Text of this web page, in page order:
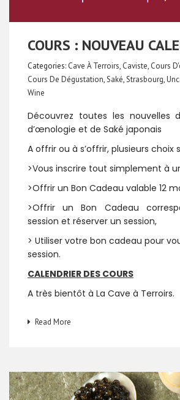
COURS : NOUVEAU
Categories: Cave À Terroirs, Caviste, Cours
Cours De Dégustation,Saké,Strasbourg,
Wine
Découvrez toutes les nouvelles
d’œnologie et de Saké japonais
A offrir ou à s’offrir, plusieurs choix
>Vous inscrire tout simplement à
>Offrir un Bon Cadeau valable 12
>Offrir un Bon Cadeau
session et réserver un session,
> Utiliser votre bon cadeau pour
session.
CALENDRIER DES COURS
A très bientôt à La Cave à Terroirs.
Read More